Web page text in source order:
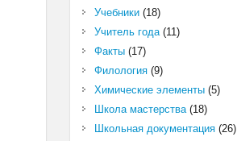
Учебники(18)
Учитель года(11)
Факты(17)
Филология(9)
Химические элементы(5)
Школа мастерства(18)
Школьная документация(26)